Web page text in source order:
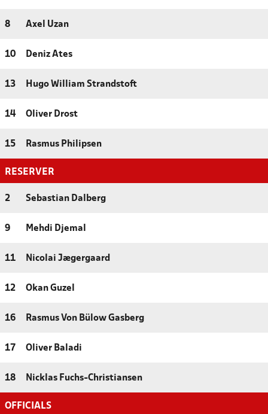
8 Axel Uzan
10 Deniz Ates
13 Hugo William Strandstoft
14 Oliver Drost
15 Rasmus Philipsen
RESERVER
2 Sebastian Dalberg
9 Mehdi Djemal
11 Nicolai Jægergaard
12 Okan Guzel
16 Rasmus Von Bülow Gasberg
17 Oliver Baladi
18 Nicklas Fuchs-Christiansen
OFFICIALS